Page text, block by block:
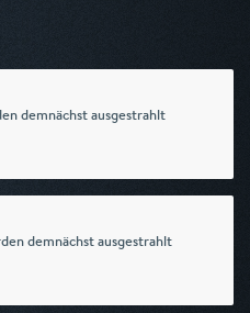
demnächst ausgestrahlt
demnächst ausgestrahlt